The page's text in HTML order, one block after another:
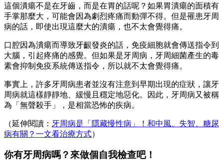
這個潰瘍不是在牙齒，而是在胃的話呢？如果胃潰瘍的面積有
手掌那麼大，可能會因為劇烈疼痛而動彈不得。但是罹患牙周
病的話，即使出現這麼大的潰瘍，也不太會覺得痛。
口腔因為潰瘍而導致牙齦發炎的話，免疫細胞就會傳送指令到
大腦，引起疼痛的感覺。但如果是牙周病，牙周細菌產生的毒
素會抑制免疫系統傳送指令，所以就不太會覺得痛。
事實上，許多牙周病患者並沒有注意到早期出現的症狀，讓牙
周病就這樣靜靜地、緩慢且穩定地惡化。因此，牙周病又被稱
為「無聲殺手」，是相當恐怖的疾病。
（延伸閱讀： 牙周病是「隱藏慢性病」！和中風、失智、糖尿
病有關？一文看治療方式）
你有牙周病嗎？來做個自我檢查吧！